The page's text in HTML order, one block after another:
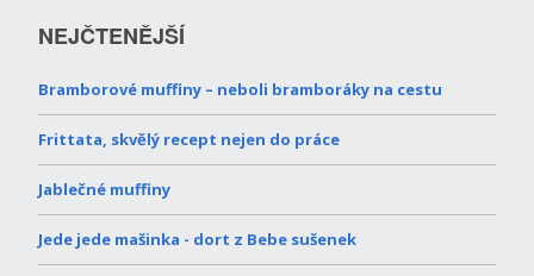
NEJČTENĚJŠÍ
Bramborové muffiny – neboli bramboráky na cestu
Frittata, skvělý recept nejen do práce
Jablečné muffiny
Jede jede mašinka - dort z Bebe sušenek